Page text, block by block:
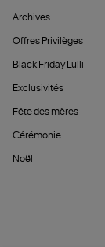
Archives
Offres Privilèges
Black Friday Lulli
Exclusivités
Fête des mères
Cérémonie
Noël